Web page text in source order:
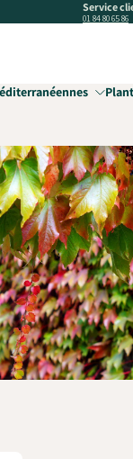
Service
01 84 80 65 86